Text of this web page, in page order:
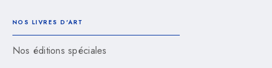
NOS LIVRES D'ART
Nos éditions spéciales